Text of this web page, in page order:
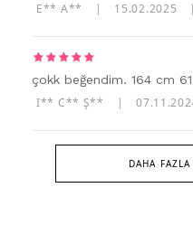
E** A** | 15.02.2025 |
çokk beğendim. 164 cm
I** C** Ş** |
DAHA